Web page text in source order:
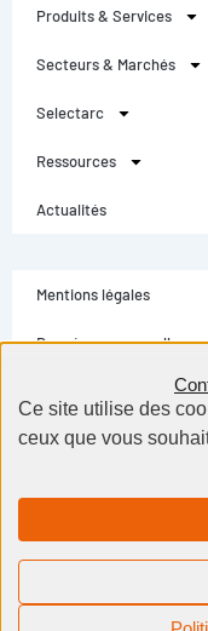
Produits & Services
Secteurs & Marchés
Selectarc
Ressources
Actualités
Mentions légales
Données personnelles
Conditions générales
Contact
Selectarc Group © Tous
Ce site utilise des
ceux que vous